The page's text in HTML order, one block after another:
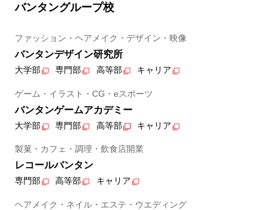
バンタングループ校
ファッション・ヘアメイク・デザイン・映像
バンタンデザイン研究所
大学部 専門部 高等部 キャリア
ゲーム・イラスト・CG・eスポーツ
バンタンゲームアカデミー
大学部 専門部 高等部 キャリア
製菓・カフェ・調理・飲食店開業
レコールバンタン
専門部 高等部 キャリア
ヘアメイク・ネイル・エステ・ウエディング